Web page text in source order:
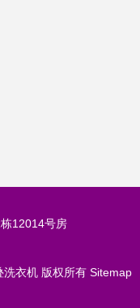
12014号房
洗衣机版权所有 Sitemap